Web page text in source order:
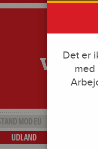
MOD EU
UDLAND
Det er